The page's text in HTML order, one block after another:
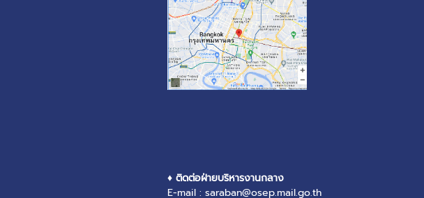
♦ ติดต่อฝ่ายบริหารงานกลาง
E-mail : saraban@osep.mail.go.th